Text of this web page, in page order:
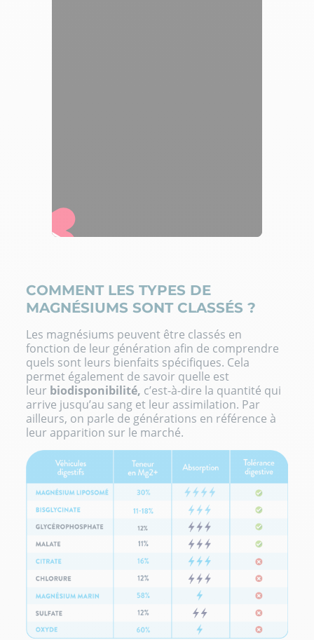
COMMENT LES TYPES DE
MAGNÉSIUMS SONT CLASSÉS ?
Les magnésiums peuvent être classés en
fonction de leur génération afin de comprendre
quels sont leurs bienfaits spécifiques. Cela
permet également de savoir quelle est
leur biodisponibilité, c’est-à-dire la quantité qui
arrive jusqu’au sang et leur assimilation. Par
ailleurs, on parle de générations en référence à
leur apparition sur le marché.